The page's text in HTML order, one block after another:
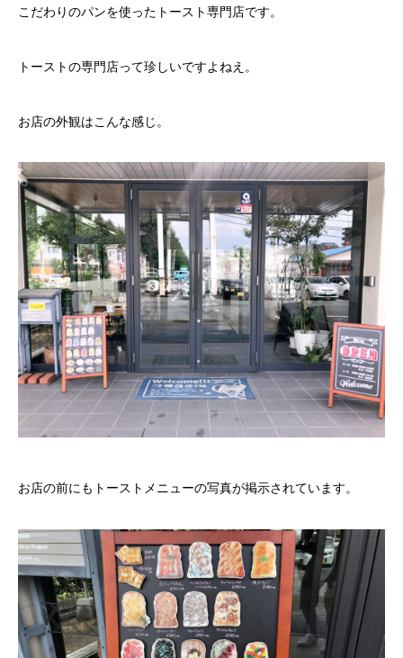
こだわりのパンを使ったトースト専門店です。
トーストの専門店って珍しいですよねえ。
お店の外観はこんな感じ。
お店の前にもトーストメニューの写真が掲示されています。